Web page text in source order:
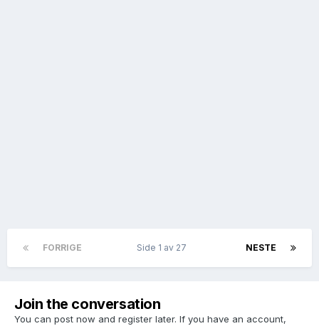
FORRIGE NESTE
Side 1 av 27
Join the conversation
You can post now and register later. If you have an account,